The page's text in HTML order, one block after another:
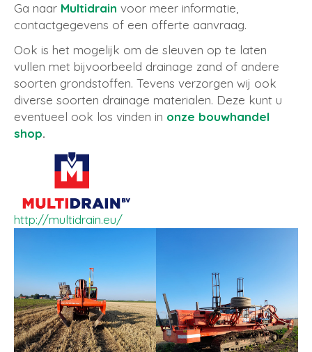
Ga naar Multidrain voor meer informatie,
contactgegevens of een offerte aanvraag.
Ook is het mogelijk om de sleuven op te laten
vullen met bijvoorbeeld drainage zand of andere
soorten grondstoffen. Tevens verzorgen wij ook
diverse soorten drainage materialen. Deze kunt u
eventueel ook los vinden in onze bouwhandel
shop.
http://multidrain.eu/